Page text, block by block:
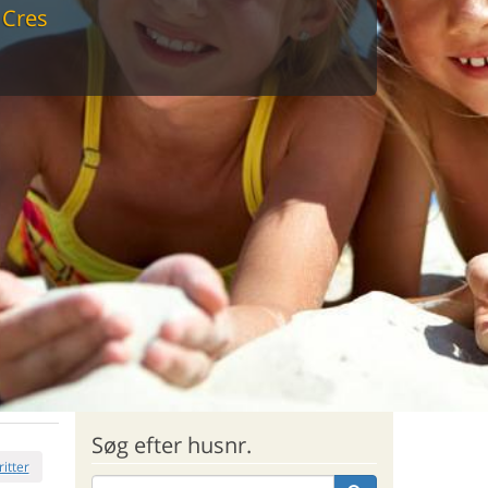
til markedets laveste
Søg efter husnr.